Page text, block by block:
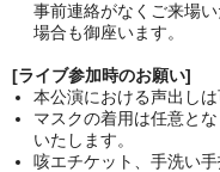
事前連絡がなくご来場
場合も御座います。
[ライブ参加時のお願い]
本公演における声出しは
マスクの着用は任意と
いたします。
咳エチケット、手洗い